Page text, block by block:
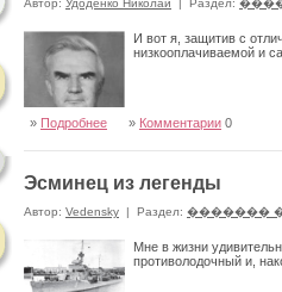
Автор: Удоденко Николай | Раздел:
И вот я, защитив с
низкооплачиваемой и
» Подробнее » Комментарии 0
Эсминец из легенды
Автор: Vedensky | Раздел: �������
Мне в жизни
противолодочный и,